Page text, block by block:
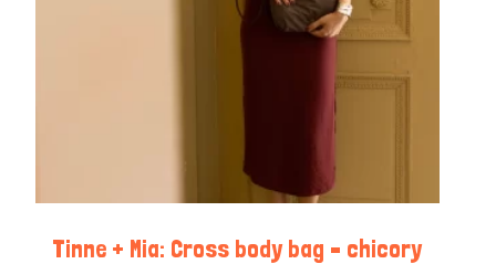
Tinne + Mia: Cross body bag – chicory